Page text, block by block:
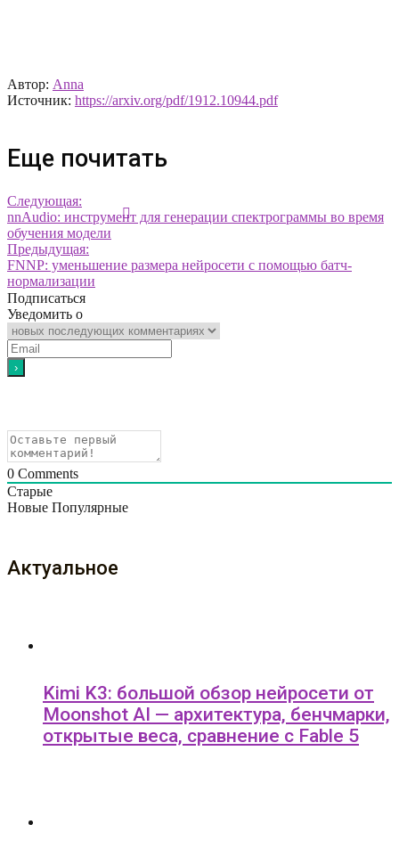
Автор: Anna
Источник: https://arxiv.org/pdf/1912.10944.pdf
Еще почитать
Следующая:
nnAudio: инструмент для генерации спектрограммы во время
обучения модели
Предыдущая:
FNNP: уменьшение размера нейросети с помощью батч-
нормализации
Подписаться
Уведомить о
0 Comments
Старые
Новые Популярные
Актуальное
Kimi K3: большой обзор нейросети от
Moonshot AI — архитектура, бенчмарки,
открытые веса, сравнение с Fable 5